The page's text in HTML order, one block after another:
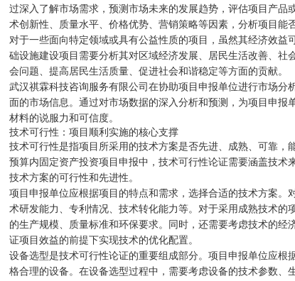
过深入了解市场需求，预测市场未来的发展趋势，评估项目产
术创新性、质量水平、价格优势、营销策略等因素，分析项目能
对于一些面向特定领域或具有公益性质的项目，虽然其经济效
础设施建设项目需要分析其对区域经济发展、居民生活改善、
会问题、提高居民生活质量、促进社会和谐稳定等方面的贡献。
武汉祺霖科技咨询服务有限公司在协助项目申报单位进行市场
面的市场信息。通过对市场数据的深入分析和预测，为项目申
材料的说服力和可信度。
技术可行性：项目顺利实施的核心支撑
技术可行性是指项目所采用的技术方案是否先进、成熟、可靠
预算内固定资产投资项目申报中，技术可行性论证需要涵盖技
技术方案的可行性和先进性。
项目申报单位应根据项目的特点和需求，选择合适的技术方案
术研发能力、专利情况、技术转化能力等。对于采用成熟技术
的生产规模、质量标准和环保要求。同时，还需要考虑技术的
证项目效益的前提下实现技术的优化配置。
设备选型是技术可行性论证的重要组成部分。项目申报单位应
格合理的设备。在设备选型过程中，需要考虑设备的技术参数